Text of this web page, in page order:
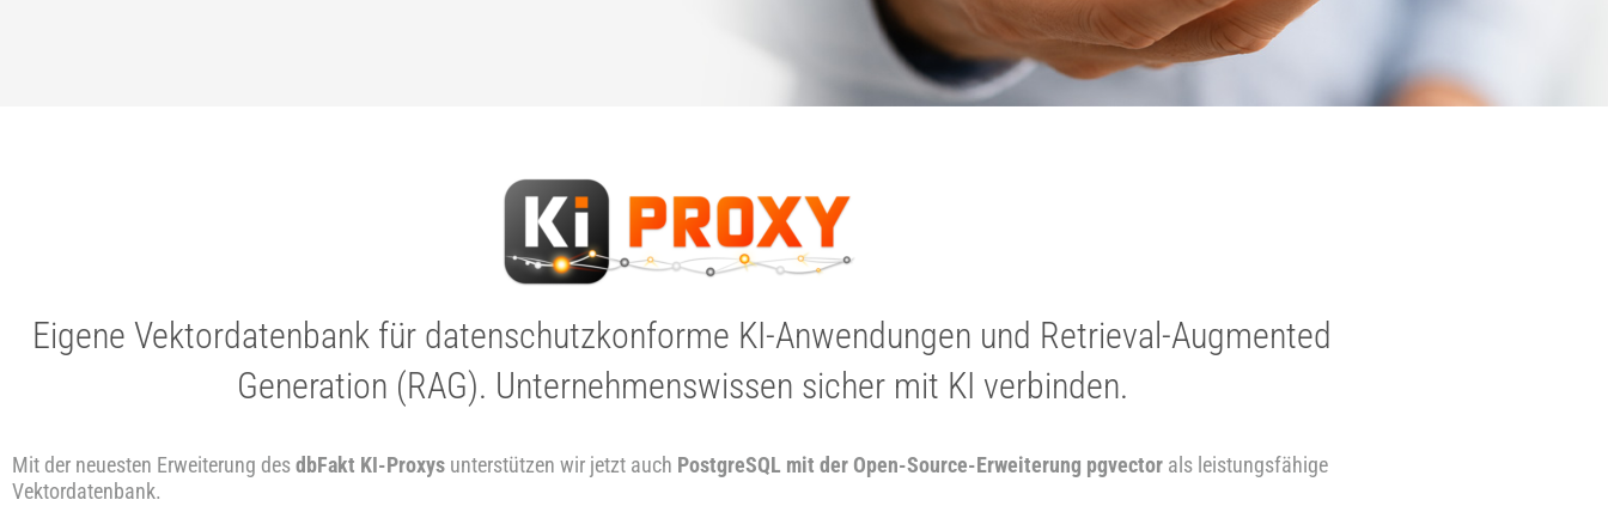
Eigene Vektordatenbank für datenschutzkonforme KI-Anwendungen und Retrieval-Augmented
Generation (RAG). Unternehmenswissen sicher mit KI verbinden.
Mit der neuesten Erweiterung desdbFakt KI-Proxys unterstützen wir jetzt auch PostgreSQL mit der Open-Source-Erweiterung pgvector als leistungsfähige
Vektordatenbank.